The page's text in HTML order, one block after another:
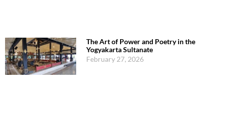
The Art of Power and Poetry in the
Yogyakarta Sultanate
February 27, 2026